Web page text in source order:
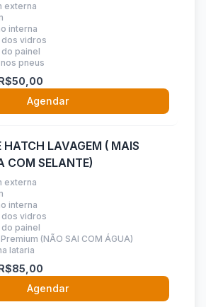
externa
interna
vidros
painel
pneus
Agendar
HATCH LAVAGEM ( MAIS
COM SELANTE)
externa
interna
vidros
painel
(NÃO SAI COM ÁGUA)
lataria
Agendar